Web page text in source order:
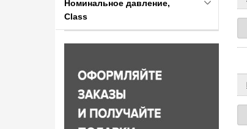
Номинальное давление,
Class